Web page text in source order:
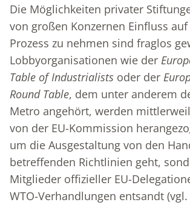
Die Möglichkeiten privater
von großen Konzernen Einfluss
Prozess zu nehmen sind fraglos
Lobbyorganisationen wie der
Table of Industrialists oder der
Round Table, dem unter anderem
Metro angehört, werden
von der EU-Kommission
um die Ausgestaltung von den
betreffenden Richtlinien geht,
Mitglieder offizieller EU-
WTO-Verhandlungen entsandt